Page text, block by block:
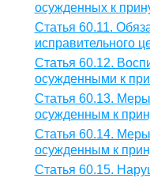
осужденных к
Статья 60.11.
исправительного
Статья 60.12.
осужденными к
Статья 60.13.
осужденным к
Статья 60.14.
осужденным к
Статья 60.15.